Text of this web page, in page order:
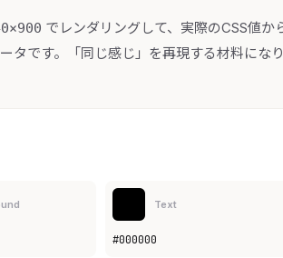
でレンダリングして、実際のCSS値か
タです。「同じ感じ」を再現する材料にな
Text
#000000